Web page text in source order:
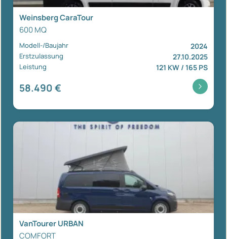
Weinsberg CaraTour
600 MQ
Modell-/Baujahr 2024
Erstzulassung 27.10.2025
Leistung 121 KW / 165 PS
58.490 €
VanTourer URBAN
COMFORT